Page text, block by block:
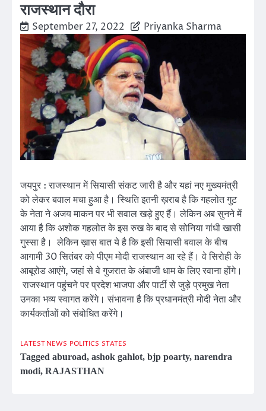
राजस्थान दौरा
September 27, 2022 Priyanka Sharma
जयपुर : राजस्थान में सियासी संकट जारी है और यहां नए मुख्यमंत्री
को लेकर बवाल मचा हुआ है। स्थिति इतनी ख़राब है कि गहलोत गुट
के नेता ने अजय माकन पर भी सवाल खड़े हुए हैं। लेकिन अब सुनने में
आया है कि अशोक गहलोत के इस रुख के बाद से सोनिया गांधी खासी
गुस्सा है। लेकिन ख़ास बात ये है कि इसी सियासी बवाल के बीच
आगामी 30 सितंबर को पीएम मोदी राजस्थान आ रहे हैं। वे सिरोही के
आबूरोड आएंगे, जहां से वे गुजरात के अंबाजी धाम के लिए रवाना होंगे।
राजस्थान पहुंचने पर प्रदेश भाजपा और पार्टी से जुड़े प्रमुख नेता
उनका भव्य स्वागत करेंगे। संभावना है कि प्रधानमंत्री मोदी नेता और
कार्यकर्ताओं को संबोधित करेंगे।
LATEST NEWS POLITICS STATES
Tagged aburoad, ashok gahlot, bjp poarty, narendra
modi, RAJASTHAN